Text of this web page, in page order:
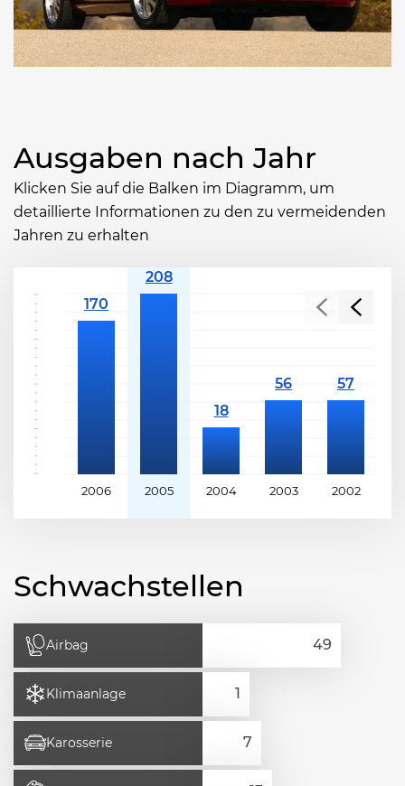
Ausgaben nach Jahr
Klicken Sie auf die Balken im Diagramm, um
detaillierte Informationen zu den zu vermeidenden
Jahren zu erhalten
2006 2005 2004 2003 2002
Schwachstellen
Airbag
Klimaanlage
Karosserie